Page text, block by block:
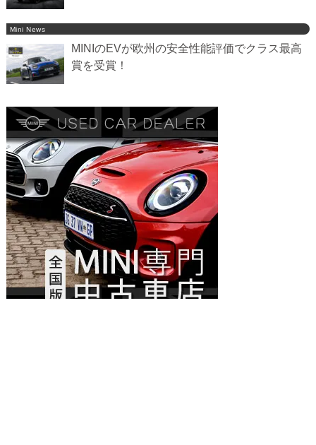
Mini News
MINIのEVが欧州の安全性能評価でクラス最高
賞を受賞！